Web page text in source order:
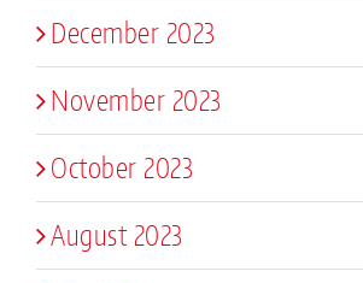
December 2023
November 2023
October 2023
August 2023